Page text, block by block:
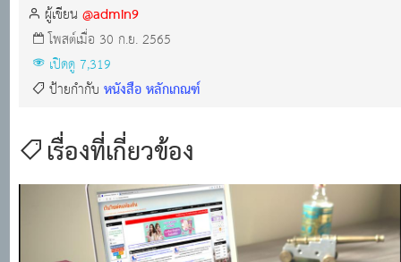
ผู้เขียน@admin9
โพสต์เมื่อ 30 ก.ย. 2565
เปิดดู 7,319
ป้ายกำกับหนังสือ หลักเกณฑ์
เรื่องที่เกี่ยวข้อง